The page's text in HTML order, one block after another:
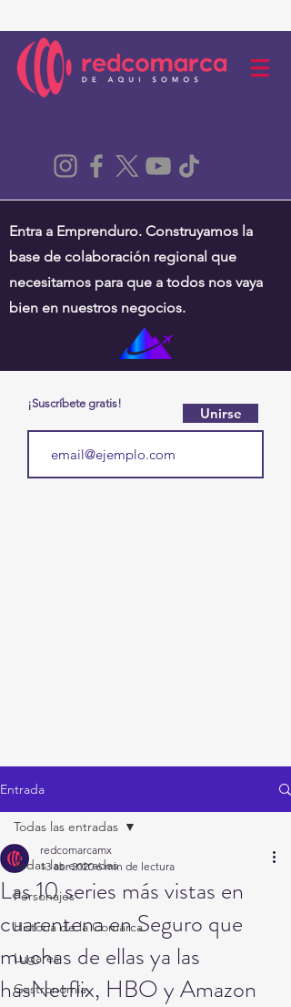
Entra a Emprenduro. Construyamos la
base de colaboración regional que
necesitamos para que a todos nos vaya
bien en nuestros negocios.
¡Suscríbete gratis!
Unirse
Entrada
Todas las entradas
Personajes
Historia de la Comarca
Lugares
Gastronomía
Todas las entradas
Las 10 series más vistas en
cuarentena en Seguro que
muchas de ellas ya las
hasNetflix, HBO y Amazon
redcomarcamx
13 abr 2020 6 min de lectura